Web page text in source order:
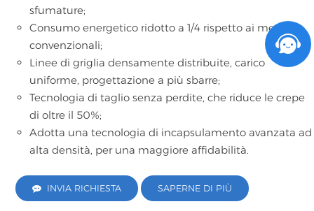
sfumature;
Consumo energetico ridotto a 1/4 rispetto ai metodi
convenzionali;
Linee di griglia densamente distribuite, carico
uniforme, progettazione a più sbarre;
Tecnologia di taglio senza perdite, che riduce le crepe
di oltre il 50%;
Adotta una tecnologia di incapsulamento avanzata ad
alta densità, per una maggiore affidabilità.
INVIA RICHIESTA SAPERNE DI PIÙ